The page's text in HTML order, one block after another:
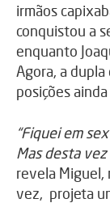
irmãos
conquistou a
enquanto
Agora, a dupla
posições
“Fiquei em
Mas desta
revela Miguel,
vez, projeta